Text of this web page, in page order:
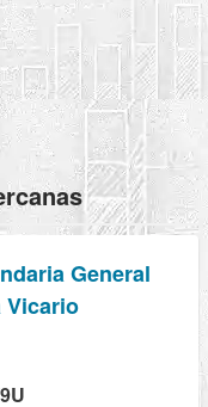
General
Vicario